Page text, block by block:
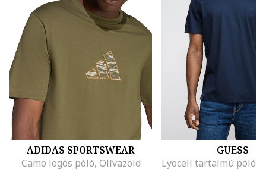
ADIDAS SPORTSWEAR
Camo logós póló, Olívazöld
GUESS